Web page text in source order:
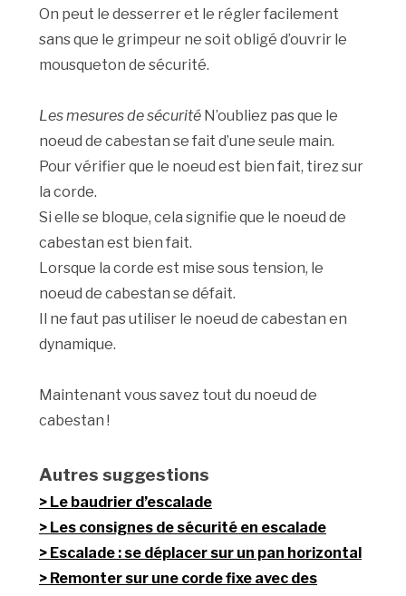
On peut le desserrer et le régler facilement
sans que le grimpeur ne soit obligé d’ouvrir le
mousqueton de sécurité.
Les mesures de sécurité N’oubliez pas que le
noeud de cabestan se fait d’une seule main.
Pour vérifier que le noeud est bien fait, tirez sur
la corde.
Si elle se bloque, cela signifie que le noeud de
cabestan est bien fait.
Lorsque la corde est mise sous tension, le
noeud de cabestan se défait.
Il ne faut pas utiliser le noeud de cabestan en
dynamique.
Maintenant vous savez tout du noeud de
cabestan !
Autres suggestions
Le baudrier d’escalade
Les consignes de sécurité en escalade
Escalade : se déplacer sur un pan horizontal
Remonter sur une corde fixe avec des